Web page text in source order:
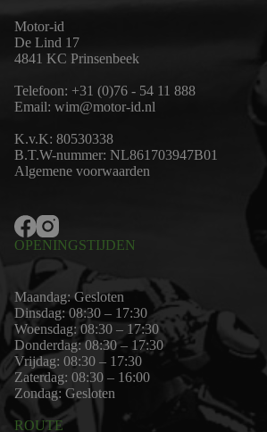
Motor-id
De Lind 17
4841 KC Prinsenbeek
Telefoon: +31 (0)76 - 54 11 888
Email: wim@motor-id.nl
K.v.K: 80530338
B.T.W-nummer: NL861703947B01
Algemene voorwaarden
OPENINGSTIJDEN
Maandag: Gesloten
Dinsdag: 08:30 – 17:30
Woensdag: 08:30 – 17:30
Donderdag: 08:30 – 17:30
Vrijdag: 08:30 – 17:30
Zaterdag: 08:30 – 16:00
Zondag: Gesloten
ROUTE